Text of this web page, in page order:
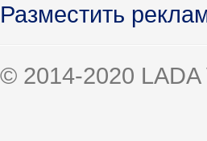
Разместить
© 2014-2020